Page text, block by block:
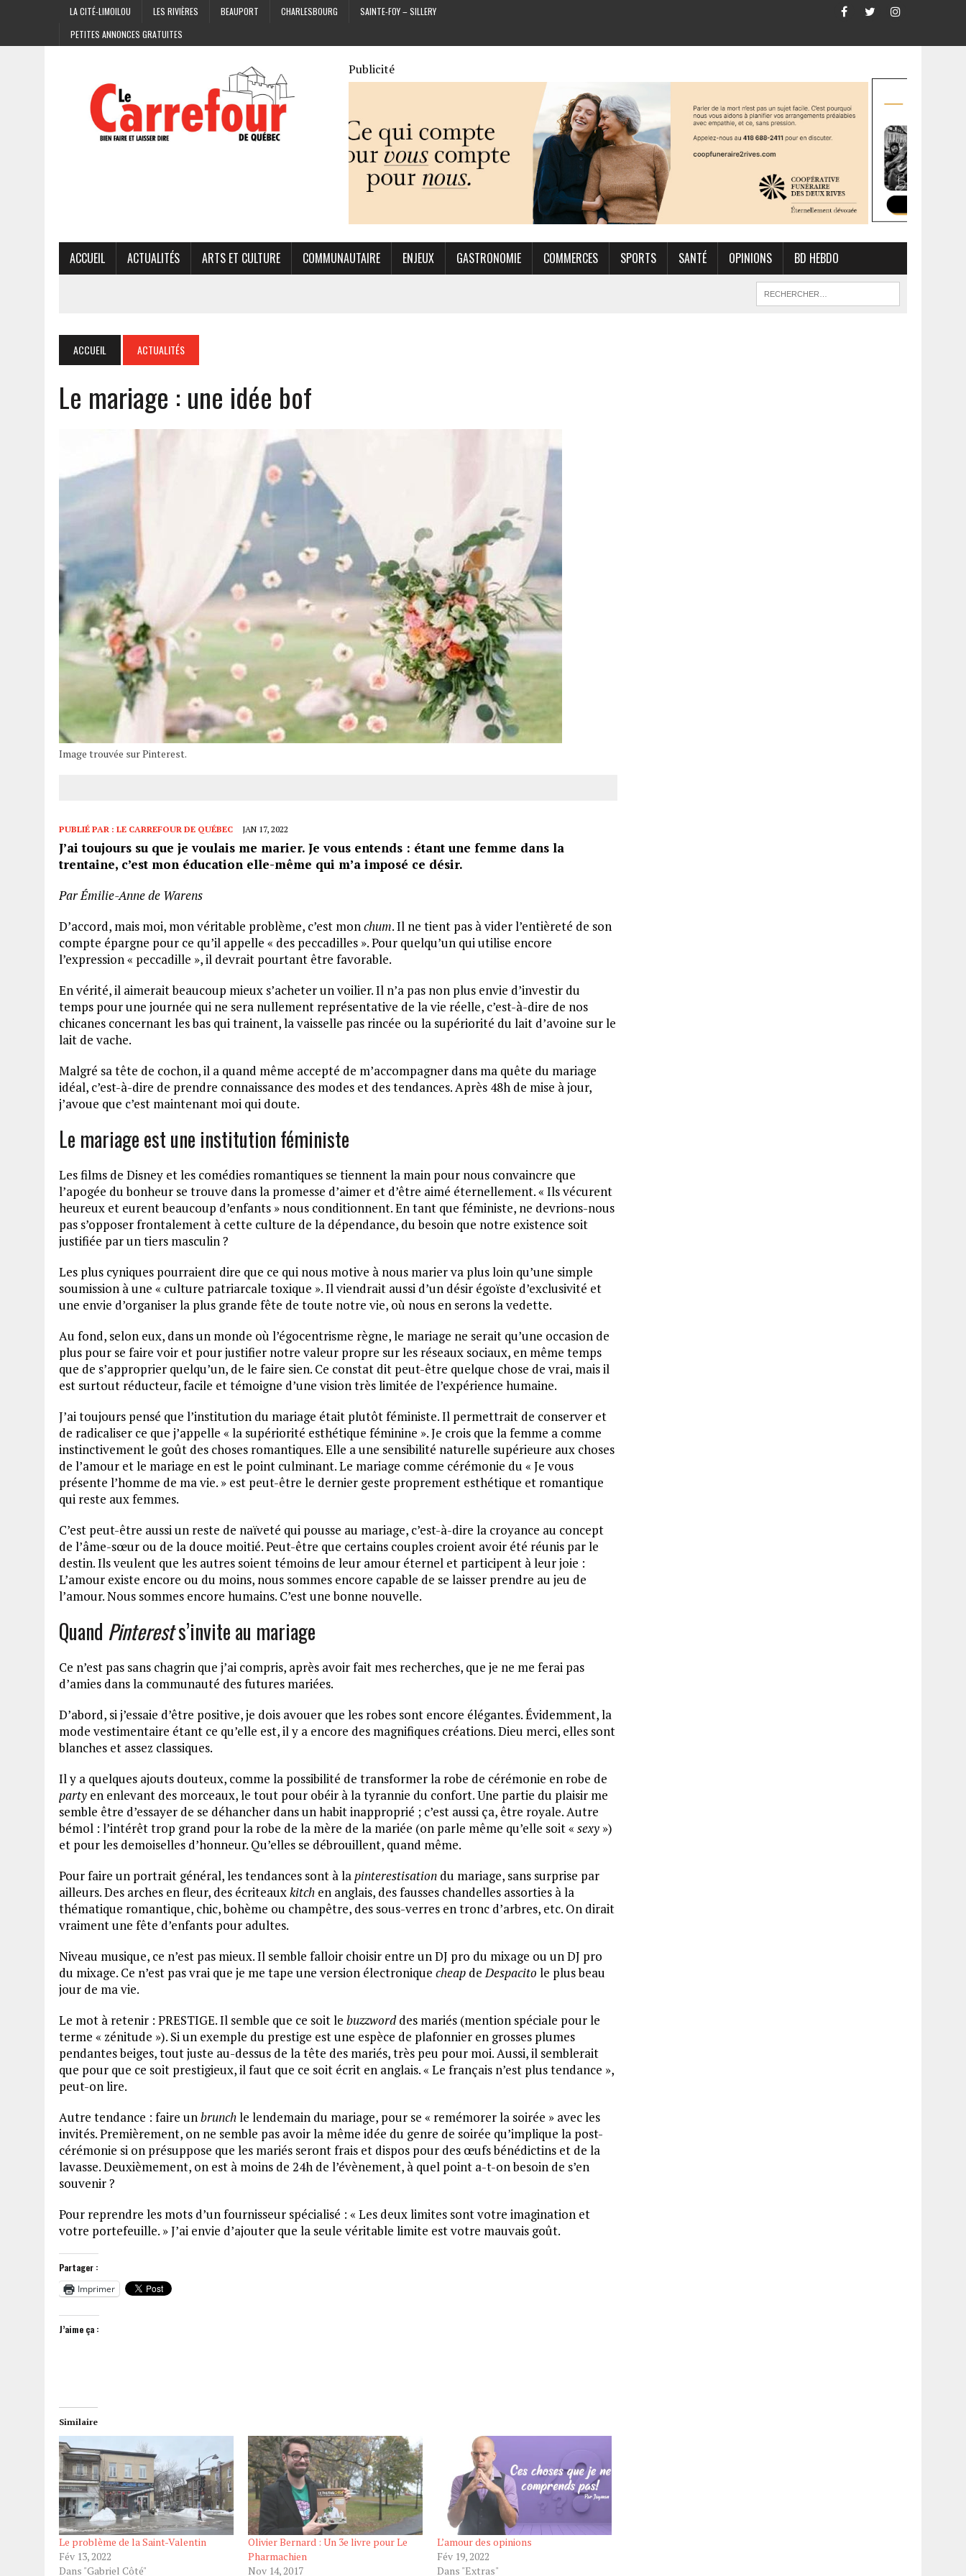
LA CITÉ-LIMOILOU LES RIVIÈRES BEAUPORT CHARLESBOURG
SAINTE-FOY – SILLERY
PETITES ANNONCES GRATUITES
Publicité
ACCUEIL ACTUALITÉS ARTS ET CULTURE COMMUNAUTAIRE ENJEUX GASTRONOMIE COMMERCES SPORTS SANTÉ OPINIONS BD HEBDO
ACCUEIL ACTUALITÉS
Le mariage : une idée bof
Image trouvée sur Pinterest.
PUBLIÉ PAR : LE CARREFOUR DE QUÉBEC JAN 17, 2022
J’ai toujours su que je voulais me marier. Je vous entends : étant une femme dans la
trentaine, c’est mon éducation elle-même qui m’a imposé ce désir.
Par Émilie-Anne de Warens
D’accord, mais moi, mon véritable problème, c’est monchum. Il ne tient pas à vider l’entièreté de son
compte épargne pour ce qu’il appelle « des peccadilles ». Pour quelqu’un qui utilise encore
l’expression « peccadille », il devrait pourtant être favorable.
En vérité, il aimerait beaucoup mieux s’acheter un voilier. Il n’a pas non plus envie d’investir du
temps pour une journée qui ne sera nullement représentative de la vie réelle, c’est-à-dire de nos
chicanes concernant les bas qui trainent, la vaisselle pas rincée ou la supériorité du lait d’avoine sur le
lait de vache.
Malgré sa tête de cochon, il a quand même accepté de m’accompagner dans ma quête du mariage
idéal, c’est-à-dire de prendre connaissance des modes et des tendances. Après 48h de mise à jour,
j’avoue que c’est maintenant moi qui doute.
Le mariage est une institution féministe
Les films de Disney et les comédies romantiques se tiennent la main pour nous convaincre que
l’apogée du bonheur se trouve dans la promesse d’aimer et d’être aimé éternellement. « Ils vécurent
heureux et eurent beaucoup d’enfants » nous conditionnent. En tant que féministe, ne devrions-nous
pas s’opposer frontalement à cette culture de la dépendance, du besoin que notre existence soit
justifiée par un tiers masculin ?
Les plus cyniques pourraient dire que ce qui nous motive à nous marier va plus loin qu’une simple
soumission à une « culture patriarcale toxique ». Il viendrait aussi d’un désir égoïste d’exclusivité et
une envie d’organiser la plus grande fête de toute notre vie, où nous en serons la vedette.
Au fond, selon eux, dans un monde où l’égocentrisme règne, le mariage ne serait qu’une occasion de
plus pour se faire voir et pour justifier notre valeur propre sur les réseaux sociaux, en même temps
que de s’approprier quelqu’un, de le faire sien. Ce constat dit peut-être quelque chose de vrai, mais il
est surtout réducteur, facile et témoigne d’une vision très limitée de l’expérience humaine.
J’ai toujours pensé que l’institution du mariage était plutôt féministe. Il permettrait de conserver et
de radicaliser ce que j’appelle « la supériorité esthétique féminine ». Je crois que la femme a comme
instinctivement le goût des choses romantiques. Elle a une sensibilité naturelle supérieure aux choses
de l’amour et le mariage en est le point culminant. Le mariage comme cérémonie du « Je vous
présente l’homme de ma vie. » est peut-être le dernier geste proprement esthétique et romantique
qui reste aux femmes.
C’est peut-être aussi un reste de naïveté qui pousse au mariage, c’est-à-dire la croyance au concept
de l’âme-sœur ou de la douce moitié. Peut-être que certains couples croient avoir été réunis par le
destin. Ils veulent que les autres soient témoins de leur amour éternel et participent à leur joie :
L’amour existe encore ou du moins, nous sommes encore capable de se laisser prendre au jeu de
l’amour. Nous sommes encore humains. C’est une bonne nouvelle.
Quand Pinterests’invite au mariage
Ce n’est pas sans chagrin que j’ai compris, après avoir fait mes recherches, que je ne me ferai pas
d’amies dans la communauté des futures mariées.
D’abord, si j’essaie d’être positive, je dois avouer que les robes sont encore élégantes. Évidemment, la
mode vestimentaire étant ce qu’elle est, il y a encore des magnifiques créations. Dieu merci, elles sont
blanches et assez classiques.
Il y a quelques ajouts douteux, comme la possibilité de transformer la robe de cérémonie en robe de
party en enlevant des morceaux, le tout pour obéir à la tyrannie du confort. Une partie du plaisir me
semble être d’essayer de se déhancher dans un habit inapproprié ; c’est aussi ça, être royale. Autre
bémol : l’intérêt trop grand pour la robe de la mère de la mariée (on parle même qu’elle soit « sexy »)
et pour les demoiselles d’honneur. Qu’elles se débrouillent, quand même.
Pour faire un portrait général, les tendances sont à lapinterestisation du mariage, sans surprise par
ailleurs. Des arches en fleur, des écriteauxkitch en anglais, des fausses chandelles assorties à la
thématique romantique, chic, bohème ou champêtre, des sous-verres en tronc d’arbres, etc. On dirait
vraiment une fête d’enfants pour adultes.
Niveau musique, ce n’est pas mieux. Il semble falloir choisir entre un DJ pro du mixage ou un DJ pro
du mixage. Ce n’est pas vrai que je me tape une version électronique cheap deDespacito le plus beau
jour de ma vie.
Le mot à retenir : PRESTIGE. Il semble que ce soit le buzzworddes mariés (mention spéciale pour le
terme « zénitude »). Si un exemple du prestige est une espèce de plafonnier en grosses plumes
pendantes beiges, tout juste au-dessus de la tête des mariés, très peu pour moi. Aussi, il semblerait
que pour que ce soit prestigieux, il faut que ce soit écrit en anglais. « Le français n’est plus tendance »,
peut-on lire.
Autre tendance : faire unbrunchle lendemain du mariage, pour se « remémorer la soirée » avec les
invités. Premièrement, on ne semble pas avoir la même idée du genre de soirée qu’implique la post-
cérémonie si on présuppose que les mariés seront frais et dispos pour des œufs bénédictins et de la
lavasse. Deuxièmement, on est à moins de 24h de l’évènement, à quel point a-t-on besoin de s’en
souvenir ?
Pour reprendre les mots d’un fournisseur spécialisé : « Les deux limites sont votre imagination et
votre portefeuille. » J’ai envie d’ajouter que la seule véritable limite est votre mauvais goût.
Partager :
Imprimer
J’aime ça :
Similaire
Le problème de la Saint-Valentin
Fév 13, 2022
Dans "Gabriel Côté"
Olivier Bernard : Un 3e livre pour Le
Pharmachien
Nov 14, 2017
L’amour des opinions
Fév 19, 2022
Dans "Extras"